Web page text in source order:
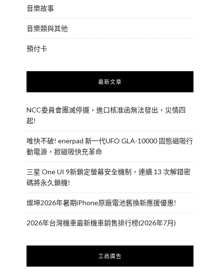
音樂故事
音樂類與其他
預付卡
最新文章
NCC委員會團滅停擺，進口核准函無法發出，災情四
起!
唯快不破! enerpad 新一代UFO GLA-10000 固態磁吸行
動電源，掀磁吸快充革命
三星 One UI 9新鎖定螢幕安全機制，連續 13 次解錯密
碼將永久鎖機!
燦坤2026年暑期iPhone原廠電池舊換新應援優惠!
2026年台灣機車最新機車銷售排行榜(2026年7月)
工商廣告